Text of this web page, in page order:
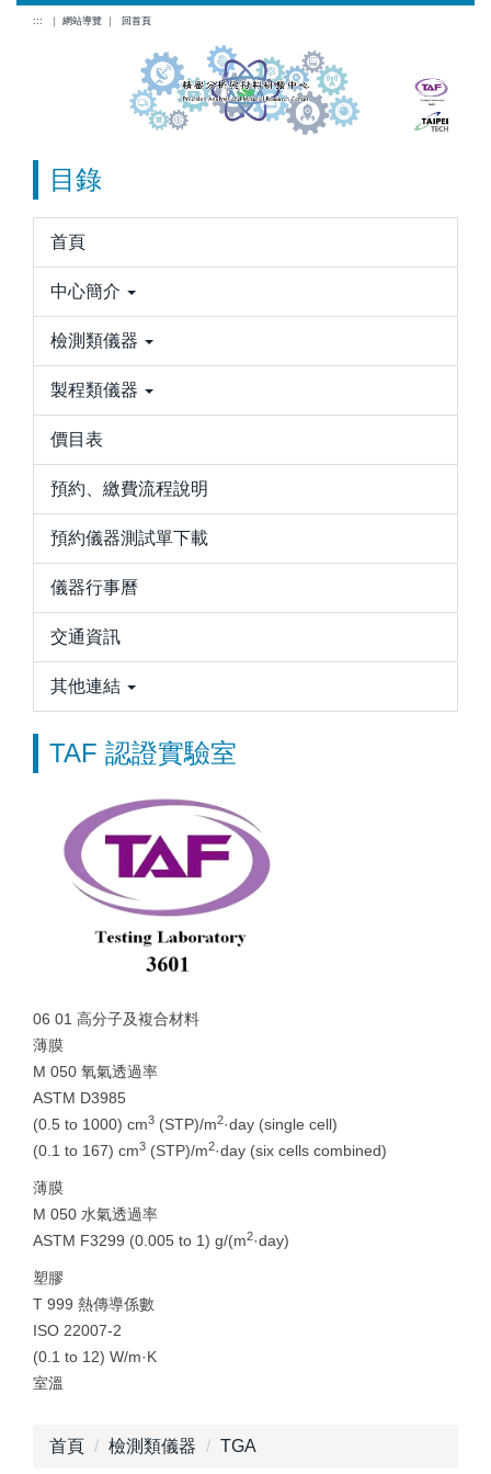
::: ｜ 網站導覽 ｜ 回首頁
目錄
首頁
中心簡介
檢測類儀器
製程類儀器
價目表
預約、繳費流程說明
預約儀器測試單下載
儀器行事曆
交通資訊
其他連結
TAF 認證實驗室
06 01 高分子及複合材料
薄膜
M 050 氧氣透過率
ASTM D3985
(0.5 to 1000) cm3 (STP)/m2·day (single cell)
(0.1 to 167) cm3 (STP)/m2·day (six cells combined)
薄膜
M 050 水氣透過率
ASTM F3299 (0.005 to 1) g/(m2·day)
塑膠
T 999 熱傳導係數
ISO 22007-2
(0.1 to 12) W/m·K
室溫
首頁 檢測類儀器 TGA